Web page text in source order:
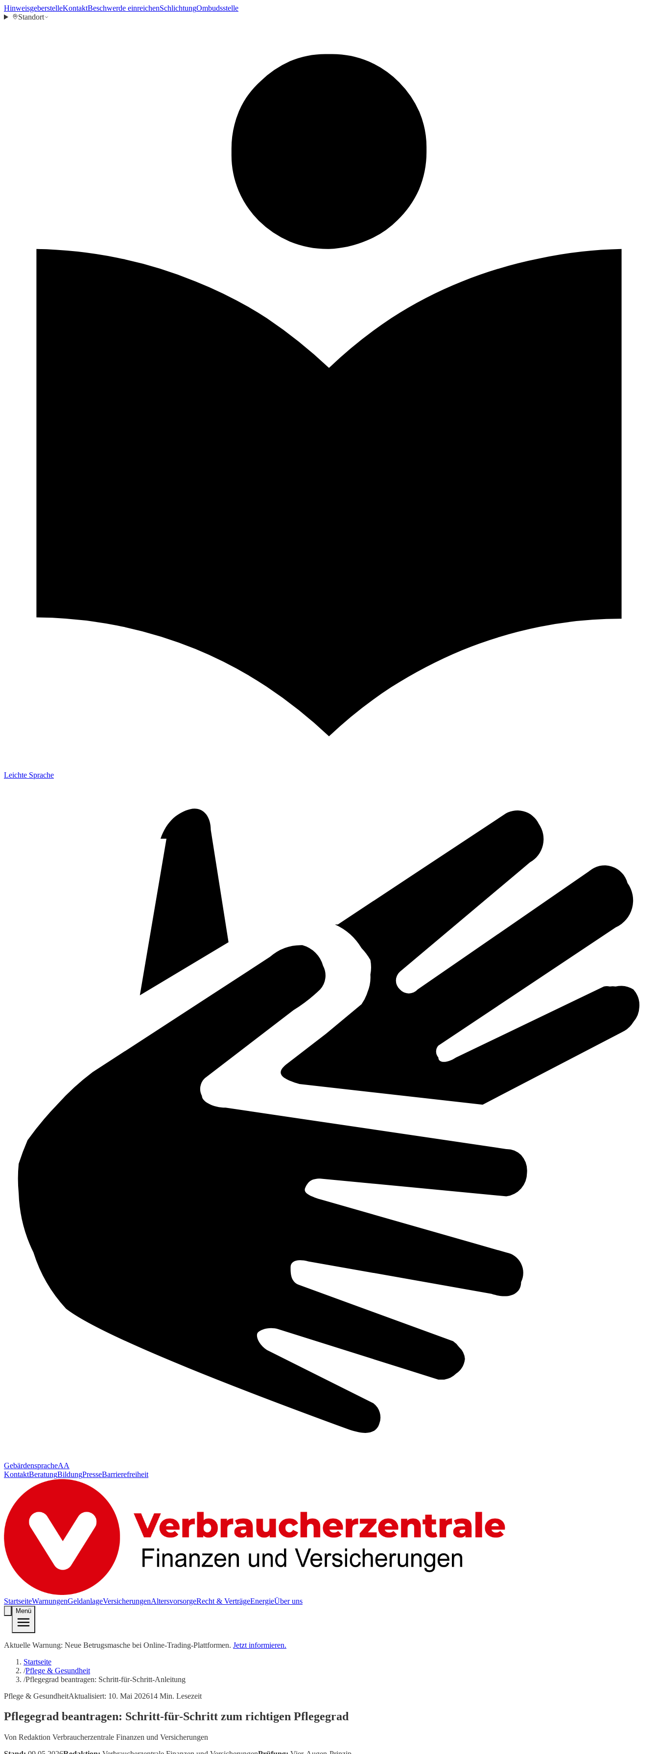
HinweisgeberstelleKontaktBeschwerde einreichenSchlichtungOmbudsstelle
Standort
Leichte Sprache
GebärdenspracheAA
KontaktBeratungBildungPresseBarrierefreiheit
StartseiteWarnungenGeldanlageVersicherungenAltersvorsorgeRecht & VerträgeEnergieÜber uns
Menü
Aktuelle Warnung: Neue Betrugsmasche bei Online-Trading-Plattformen. Jetzt informieren.
Startseite
/Pflege & Gesundheit
/Pflegegrad beantragen: Schritt-für-Schritt-Anleitung
Pflege & GesundheitAktualisiert: 10. Mai 202614 Min. Lesezeit
Pflegegrad beantragen: Schritt-für-Schritt zum richtigen Pflegegrad
Von Redaktion Verbraucherzentrale Finanzen und Versicherungen